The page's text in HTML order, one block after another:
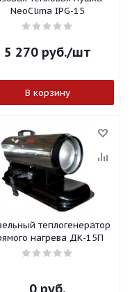
NeoClima IPG-15
5 270руб./шт
В корзину
теплогенератор
нагрева ДК-15П